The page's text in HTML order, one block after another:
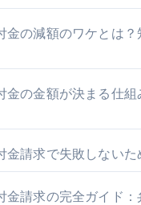
金の減額のワケとは
金の金額が決まる仕
金請求で失敗しないた
金請求の完全ガイド：